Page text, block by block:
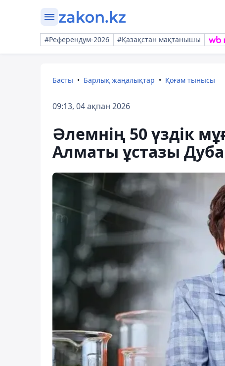
#Референдум-2026 #Қазақстан мақтанышы
Басты Барлық жаңалықтар Қоғам тынысы
09:13, 04 ақпан 2026
Әлемнің 50 үздік
Алматы ұстазы